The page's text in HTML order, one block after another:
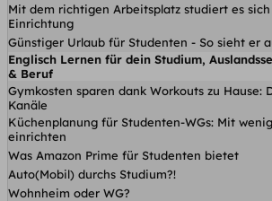
Mit dem richtigen Arbeitsplatz studiert es sich
Einrichtung
Günstiger Urlaub für Studenten - So sieht er
Englisch Lernen für dein Studium,
& Beruf
Gymkosten sparen dank Workouts zu Hause:
Kanäle
Küchenplanung für Studenten-WGs: Mit
einrichten
Was Amazon Prime für Studenten bietet
Auto(Mobil) durchs Studium?!
Wohnheim oder WG?